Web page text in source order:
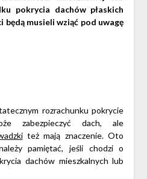
pokrycia dachów płaskich
będą musieli wziąć pod uwagę
rozrachunku pokrycie
zabezpieczyć dach, ale
też mają znaczenie. Oto
pamiętać, jeśli chodzi o
dachów mieszkalnych lub